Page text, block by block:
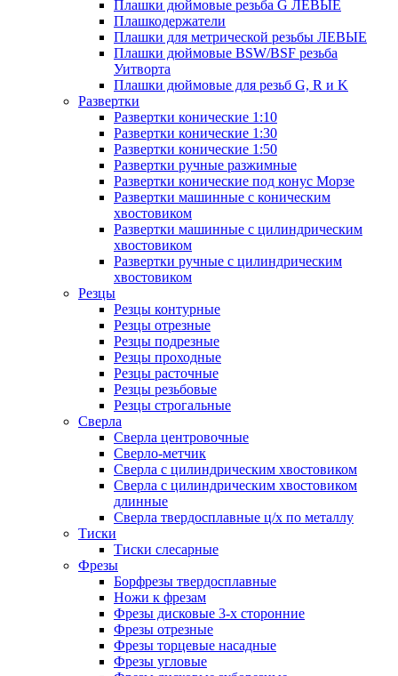
Плашки дюймовые резьба G ЛЕВЫЕ
Плашкодержатели
Плашки для метрической резьбы ЛЕВЫЕ
Плашки дюймовые BSW/BSF резьба
Уитворта
Плашки дюймовые для резьб G, R и K
Развертки
Развертки конические 1:10
Развертки конические 1:30
Развертки конические 1:50
Развертки ручные разжимные
Развертки конические под конус Морзе
Развертки машинные с коническим
хвостовиком
Развертки машинные с цилиндрическим
хвостовиком
Развертки ручные с цилиндрическим
хвостовиком
Резцы
Резцы контурные
Резцы отрезные
Резцы подрезные
Резцы проходные
Резцы расточные
Резцы резьбовые
Резцы строгальные
Сверла
Сверла центровочные
Сверло-метчик
Сверла с цилиндрическим хвостовиком
Сверла с цилиндрическим хвостовиком
длинные
Сверла твердосплавные ц/х по металлу
Тиски
Тиски слесарные
Фрезы
Борфрезы твердосплавные
Ножи к фрезам
Фрезы дисковые 3-х сторонние
Фрезы отрезные
Фрезы торцевые насадные
Фрезы угловые